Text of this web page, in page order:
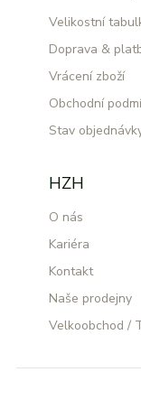
Velikostní
Doprava &
Vrácení zboží
Obchodní
Stav
HZH
O nás
Kariéra
Kontakt
Naše prodejny
Velkoobchod /